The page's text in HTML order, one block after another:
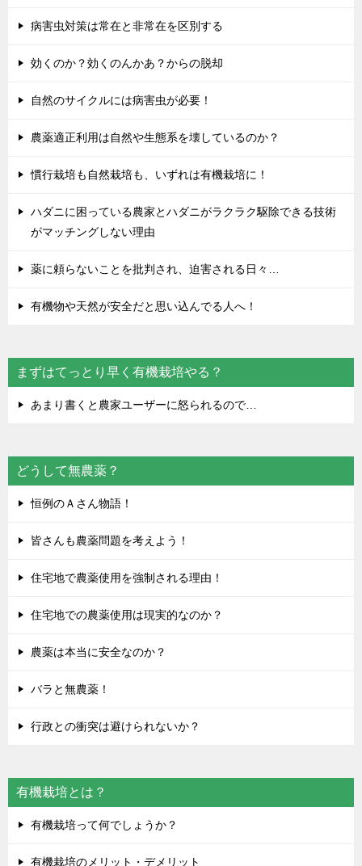
病害虫対策は常在と非常在を区別する
効くのか？効くのんかあ？からの脱却
自然のサイクルには病害虫が必要！
農薬適正利用は自然や生態系を壊しているのか？
慣行栽培も自然栽培も、いずれは有機栽培に！
ハダニに困っている農家とハダニがラクラク駆除できる技術
がマッチングしない理由
薬に頼らないことを批判され、迫害される日々…
有機物や天然が安全だと思い込んでる人へ！
まずはてっとり早く有機栽培やる？
あまり書くと農家ユーザーに怒られるので…
どうして無農薬？
恒例のＡさん物語！
皆さんも農薬問題を考えよう！
住宅地で農薬使用を強制される理由！
住宅地での農薬使用は現実的なのか？
農薬は本当に安全なのか？
バラと無農薬！
行政との衝突は避けられないか？
有機栽培とは？
有機栽培って何でしょうか？
有機栽培のメリット・デメリット